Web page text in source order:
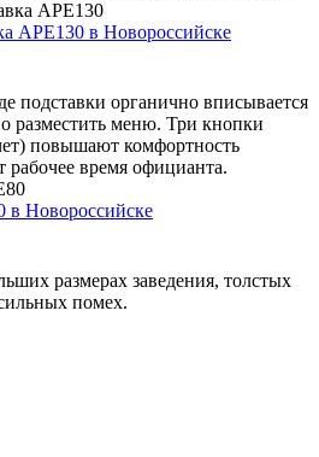
АРЕ130 в Новороссийске
подставки органично вписывается
разместить меню. Три кнопки
повышают комфортность
рабочее время официанта.
в Новороссийске
размерах заведения, толстых
помех.